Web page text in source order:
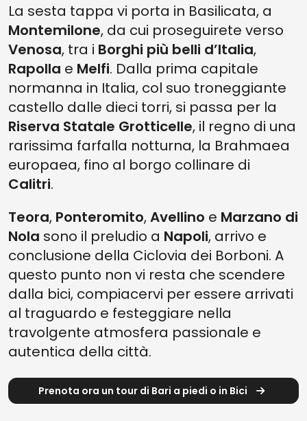
La sesta tappa vi porta in Basilicata, a
Montemilone, da cui proseguirete verso
Venosa, tra i Borghi più belli d’Italia,
Rapolla e Melfi. Dalla prima capitale
normanna in Italia, col suo troneggiante
castello dalle dieci torri, si passa per la
Riserva Statale Grotticelle, il regno di una
rarissima farfalla notturna, la Brahmaea
europaea, fino al borgo collinare di
Calitri.
Teora, Ponteromito,Avellino e Marzano di
Nola sono il preludio a Napoli, arrivo e
conclusione della Ciclovia dei Borboni. A
questo punto non vi resta che scendere
dalla bici, compiacervi per essere arrivati
al traguardo e festeggiare nella
travolgente atmosfera passionale e
autentica della città.
Prenota ora un tour di Bari a piedi o in Bici